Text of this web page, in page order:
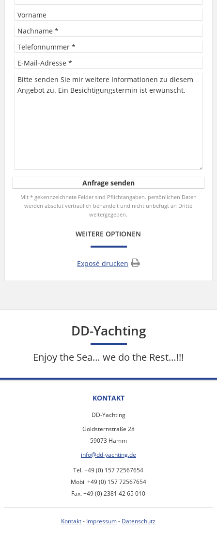
Mit * gekennzeichnete Felder sind Pflichtangaben. persönlichen Daten
werden absolut vertraulich behandelt und nicht unbefugt an Dritte
weitergegeben.
WEITERE OPTIONEN
Exposé drucken
DD-Yachting
Enjoy the Sea… we do the Rest…!!!
KONTAKT
DD-Yachting
Goldsternstraße 28
59073 Hamm
info@dd-yachting.de
Tel. +49 (0) 157 72567654
Mobil +49 (0) 157 72567654
Fax. +49 (0) 2381 42 65 010
Kontakt- Impressum- Datenschutz